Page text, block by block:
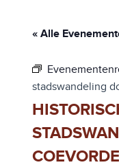
« Alle
stadswandeling